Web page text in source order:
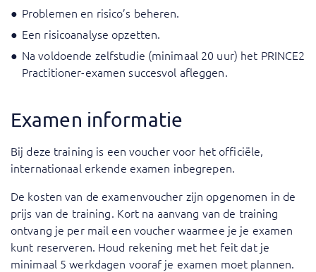
Problemen en risico’s beheren.
Een risicoanalyse opzetten.
Na voldoende zelfstudie (minimaal 20 uur) het PRINCE2
Practitioner-examen succesvol afleggen.
Examen informatie
Bij deze training is een voucher voor het officiële,
internationaal erkende examen inbegrepen.
De kosten van de examenvoucher zijn opgenomen in de
prijs van de training. Kort na aanvang van de training
ontvang je per mail een voucher waarmee je je examen
kunt reserveren. Houd rekening met het feit dat je
minimaal 5 werkdagen vooraf je examen moet plannen.